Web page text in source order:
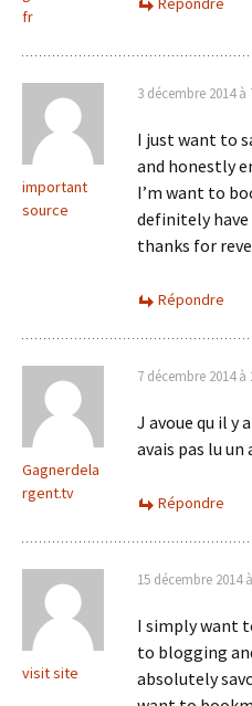
fr
important
source
3 décembre 2014 à
I just want to
and honestly
I’m want to
definitely
thanks for
Répondre
Gagnerdela
rgent.tv
7 décembre 2014 à
J avoue qu il y
avais pas lu
Répondre
visit site
15 décembre 2014
I simply want
to blogging
absolutely